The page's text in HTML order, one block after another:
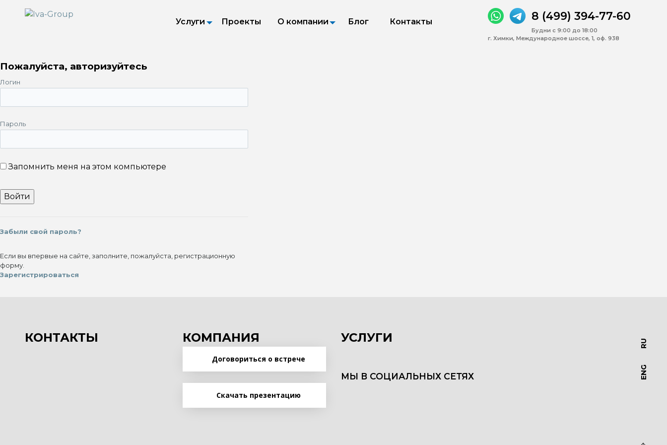
Услуги Проекты О компании Блог Контакты 8 (499) 394-77-60
Будни с 9:00 до 18:00
г. Химки, Международное шоссе, 1, оф. 938
Пожалуйста, авторизуйтесь
Логин
Пароль
Запомнить меня на этом компьютере
Забыли свой пароль?
Если вы впервые на сайте, заполните, пожалуйста, регистрационную
форму.
Зарегистрироваться
КОНТАКТЫ КОМПАНИЯ
Договориться о встрече
Скачать презентацию
УСЛУГИ
МЫ В СОЦИАЛЬНЫХ СЕТЯХ ENG
RU